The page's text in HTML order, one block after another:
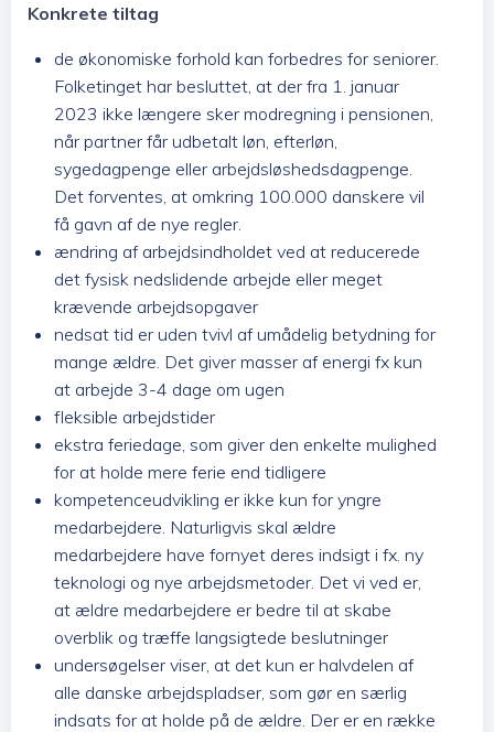
Konkrete tiltag
de økonomiske forhold kan forbedres for seniorer.
Folketinget har besluttet, at der fra 1. januar
2023 ikke længere sker modregning i pensionen,
når partner får udbetalt løn, efterløn,
sygedagpenge eller arbejdsløshedsdagpenge.
Det forventes, at omkring 100.000 danskere vil
få gavn af de nye regler.
ændring af arbejdsindholdet ved at reducerede
det fysisk nedslidende arbejde eller meget
krævende arbejdsopgaver
nedsat tid er uden tvivl af umådelig betydning for
mange ældre. Det giver masser af energi fx kun
at arbejde 3-4 dage om ugen
fleksible arbejdstider
ekstra feriedage, som giver den enkelte mulighed
for at holde mere ferie end tidligere
kompetenceudvikling er ikke kun for yngre
medarbejdere. Naturligvis skal ældre
medarbejdere have fornyet deres indsigt i fx. ny
teknologi og nye arbejdsmetoder. Det vi ved er,
at ældre medarbejdere er bedre til at skabe
overblik og træffe langsigtede beslutninger
undersøgelser viser, at det kun er halvdelen af
alle danske arbejdspladser, som gør en særlig
indsats for at holde på de ældre. Der er en række